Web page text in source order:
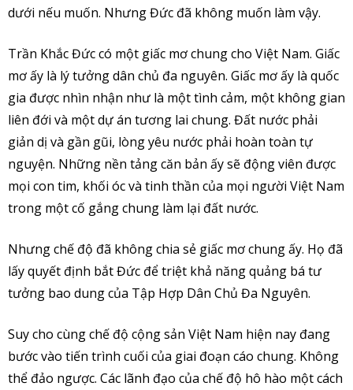
dưới nếu muốn. Nhưng Đức đã không muốn làm vậy.
Trần Khắc Đức có một giấc mơ chung cho Việt Nam. Giấc
mơ ấy là lý tưởng dân chủ đa nguyên. Giấc mơ ấy là quốc
gia được nhìn nhận như là một tình cảm, một không gian
liên đới và một dự án tương lai chung. Đất nước phải
giản dị và gần gũi, lòng yêu nước phải hoàn toàn tự
nguyện. Những nền tảng căn bản ấy sẽ động viên được
mọi con tim, khối óc và tinh thần của mọi người Việt Nam
trong một cố gắng chung làm lại đất nước.
Nhưng chế độ đã không chia sẻ giấc mơ chung ấy. Họ đã
lấy quyết định bắt Đức để triệt khả năng quảng bá tư
tưởng bao dung của Tập Hợp Dân Chủ Đa Nguyên.
Suy cho cùng chế độ cộng sản Việt Nam hiện nay đang
bước vào tiến trình cuối của giai đoạn cáo chung. Không
thể đảo ngược. Các lãnh đạo của chế độ hô hào một cách